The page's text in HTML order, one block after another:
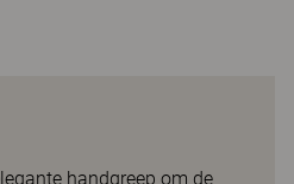
handgreep om de